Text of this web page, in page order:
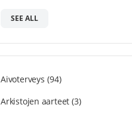
SEE ALL
Aivoterveys (94)
Arkistojen aarteet (3)